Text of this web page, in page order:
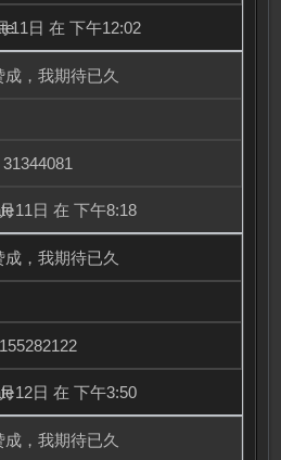
11日 在 下午12:02
成，我期待已久
31344081
11日 在 下午8:18
成，我期待已久
155282122
12日 在 下午3:50
成，我期待已久